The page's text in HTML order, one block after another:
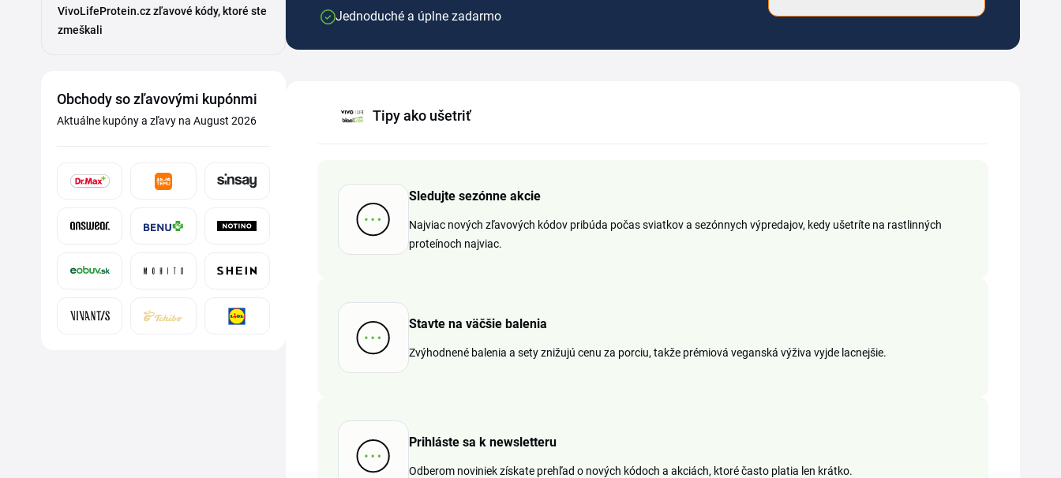
VivoLifeProtein.cz zľavové kódy, ktoré ste
zmeškali
Obchody so zľavovými kupónmi
Aktuálne kupóny a zľavy na August 2026
Jednoduché a úplne zadarmo
Tipy ako ušetriť
Sledujte sezónne akcie
Najviac nových zľavových kódov pribúda počas sviatkov a sezónnych výpredajov, kedy ušetríte na rastlinných
proteínoch najviac.
Stavte na väčšie balenia
Zvýhodnené balenia a sety znižujú cenu za porciu, takže prémiová veganská výživa vyjde lacnejšie.
Prihláste sa k newsletteru
Odberom noviniek získate prehľad o nových kódoch a akciách, ktoré často platia len krátko.